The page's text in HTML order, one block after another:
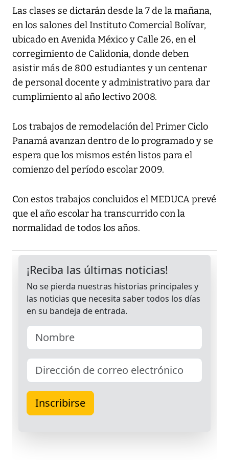
Las clases se dictarán desde la 7 de la mañana,
en los salones del Instituto Comercial Bolívar,
ubicado en Avenida México y Calle 26, en el
corregimiento de Calidonia, donde deben
asistir más de 800 estudiantes y un centenar
de personal docente y administrativo para dar
cumplimiento al año lectivo 2008.
Los trabajos de remodelación del Primer Ciclo
Panamá avanzan dentro de lo programado y se
espera que los mismos estén listos para el
comienzo del período escolar 2009.
Con estos trabajos concluidos el MEDUCA prevé
que el año escolar ha transcurrido con la
normalidad de todos los años.